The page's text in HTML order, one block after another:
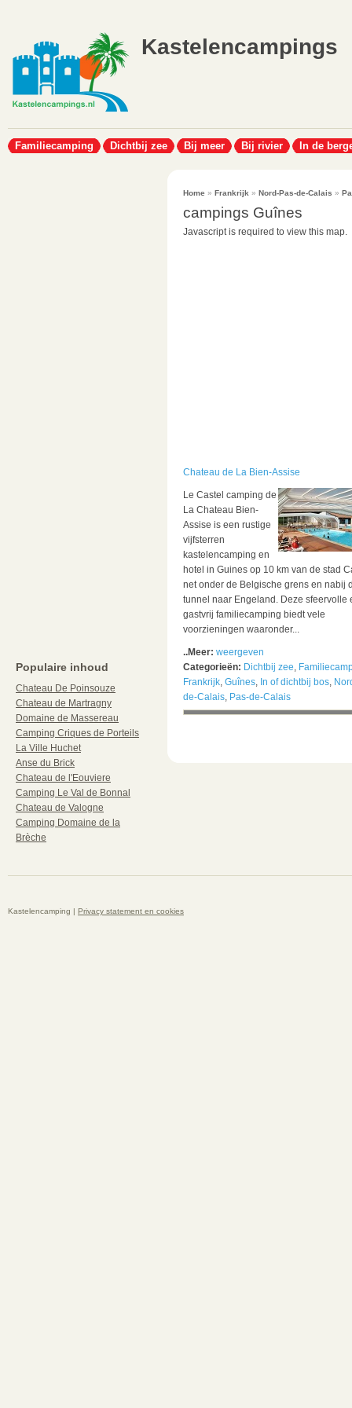
Kastelencampings
Familiecamping Dichtbij zee Bij meer Bij rivier In de
Populaire inhoud
Chateau De Poinsouze
Chateau de Martragny
Domaine de Massereau
Camping Criques de Porteils
La Ville Huchet
Anse du Brick
Chateau de l'Eouviere
Camping Le Val de Bonnal
Chateau de Valogne
Camping Domaine de la
Brèche
Home » Frankrijk » Nord-Pas-de-Calais »
campings Guînes
Javascript is required to view this map.
Chateau de La Bien-Assise
Le Castel camping de
La Chateau Bien-
Assise is een rustige
vijfsterren
kastelencamping en
hotel in Guines op 10 km van de stad
net onder de Belgische grens en nabij
tunnel naar Engeland. Deze sfeervolle
gastvrij familiecamping biedt vele
voorzieningen waaronder...
..Meer: weergeven
Categorieën: Dichtbij zee,
Frankrijk, Guînes, In of dichtbij bos,
de-Calais, Pas-de-Calais
Kastelencamping | Privacy statement en cookies